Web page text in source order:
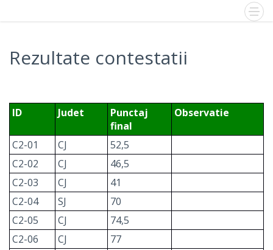
Rezultate contestatii
ID Judet
Punctaj
final
Observatie
C2-01 CJ
52,5
C2-02
CJ
46,5
C2-03
CJ
41
C2-04
SJ
70
C2-05
CJ
74,5
C2-06
CJ
77